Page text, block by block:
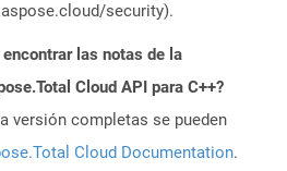
security).
encontrar las notas de la
Cloud API para C++?
versión completas se pueden
Cloud Documentation.